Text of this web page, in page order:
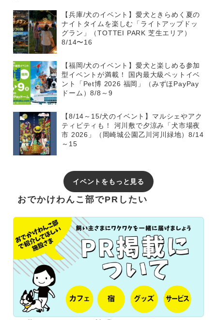
【兵庫/犬のイベント】愛犬ときらめく夏の
ナイトタイムを楽しむ「ライトアップドッ
グラン」（TOTTEI PARK 芝生エリア）
8/14〜16
【福岡/犬のイベント】愛犬と楽しめる参加
型イベントが満載！ 国内最大級ペットイベ
ント「Pet博 2026 福岡」（みずほPayPay
ドーム）8/8～9
【8/14～15/犬のイベント】マルシェやアク
ティビティも！ 河川敷で夕涼み「犬市場夜
市 2026」（岡崎城公園乙川河川緑地）8/14
～15
イベントをもっと見る
おでかけわんこ部でPRしたい